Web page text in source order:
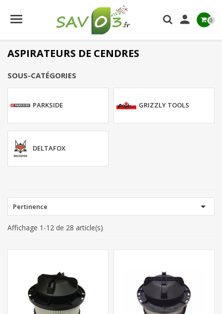
 0
ASPIRATEURS DE CENDRES
SOUS-CATÉGORIES
PARKSIDE GRIZZLY TOOLS
DELTAFOX
Pertinence 
Affichage 1-12 de 28 article(s)